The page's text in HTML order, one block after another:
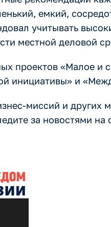
емкий,
учитывать
местной деловой
проектов «Малое и
инициативы» и
миссий и других
за новостями